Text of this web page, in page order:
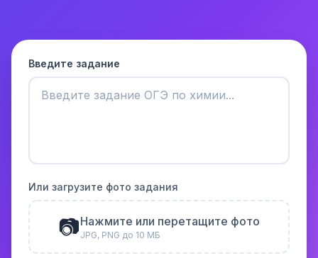
Введите задание
Или загрузите фото задания
📷Нажмите или перетащите фото
JPG, PNG до 10 МБ